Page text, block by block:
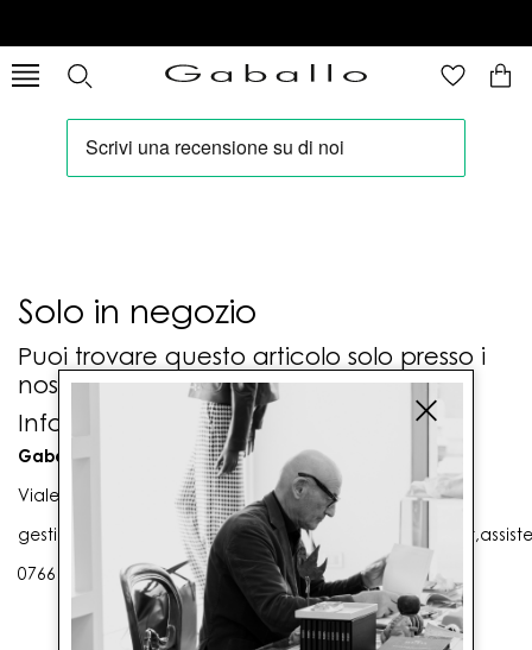
Solo in negozio
Puoi trovare questo articolo solo presso i
nostri punti vendita:
Info contatti
Gaballo Mario srl
Viale G. Matteotti n. 23 00053 Civitavecchia (RM)
0766 25656